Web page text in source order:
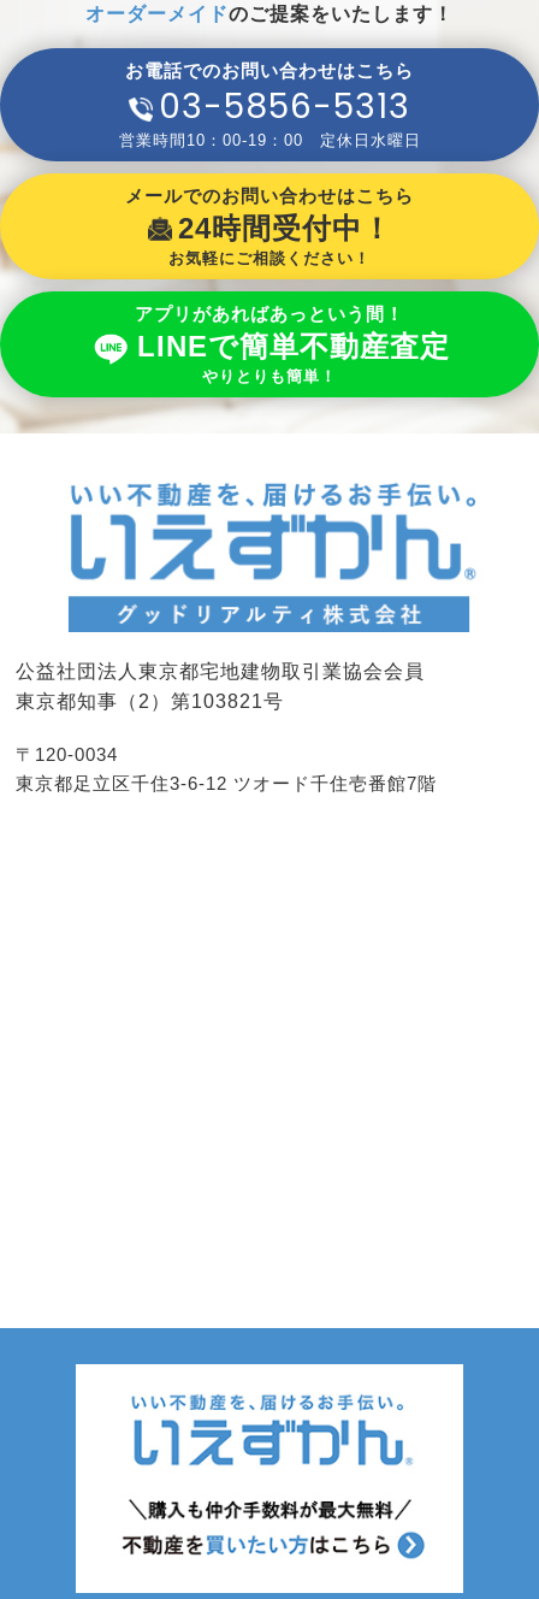
オーダーメイドのご提案をいたします！
お電話でのお問い合わせはこちら
03-5856-5313
営業時間10：00-19：00 定休日水曜日
メールでのお問い合わせはこちら
24時間受付中！
お気軽にご相談ください！
アプリがあればあっという間！
LINEで簡単不動産査定
やりとりも簡単！
公益社団法人東京都宅地建物取引業協会会員
東京都知事（2）第103821号
〒120-0034
東京都足立区千住3-6-12 ツオード千住壱番館7階